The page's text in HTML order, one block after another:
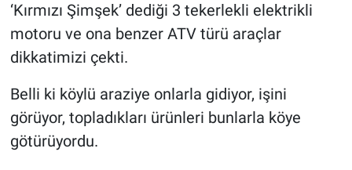
‘Kırmızı Şimşek’ dediği 3 tekerlekli elektrikli
motoru ve ona benzer ATV türü araçlar
dikkatimizi çekti.
Belli ki köylü araziye onlarla gidiyor, işini
görüyor, topladıkları ürünleri bunlarla köye
götürüyordu.